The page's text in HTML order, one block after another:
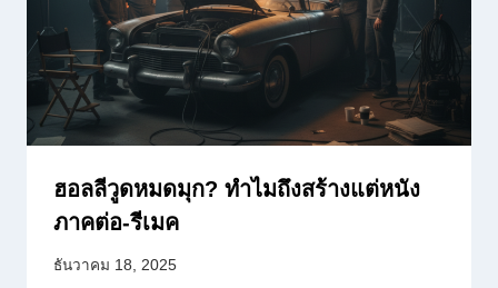
ฮอลลีวูดหมดมุก? ทำไมถึงสร้างแต่หนัง
ภาคต่อ-รีเมค
ธันวาคม 18, 2025